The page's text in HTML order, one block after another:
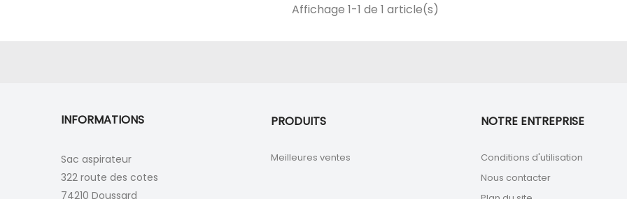
Affichage 1-1 de 1 article(s)
INFORMATIONS
Sac aspirateur
322 route des cotes
74210 Doussard
PRODUITS
Meilleures ventes
NOTRE ENTREPRISE
Conditions d'utilisation
Nous contacter